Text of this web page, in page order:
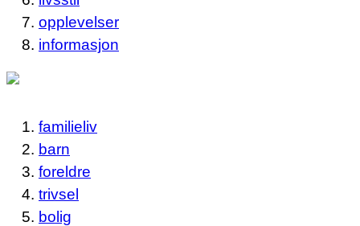
opplevelser
informasjon
familieliv
barn
foreldre
trivsel
bolig